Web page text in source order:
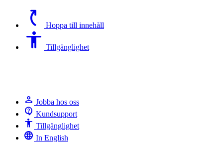
switch_access_shortcut Hoppa till innehåll
Accessibility Tillgänglighet
person Jobba hos oss
contact_support Kundsupport
Accessibility Tillgänglighet
language In English